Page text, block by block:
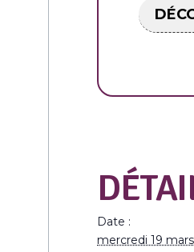
Date :
mercredi 19